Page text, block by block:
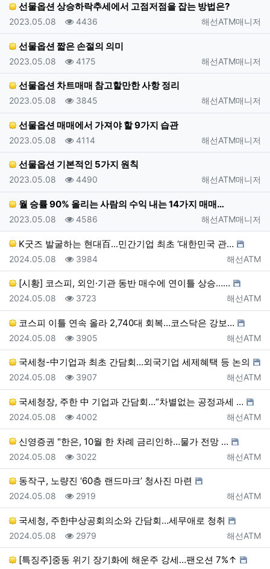
선물옵션 상승하락추세에서 고점저점을 잡는 방법은?
등록자
해선ATM매니저
등록일
2023.05.08 조회
4436
선물옵션 짧은 손절의 의미
등록자
해선ATM매니저
등록일
2023.05.08 조회
4175
선물옵션 차트매매 참고할만한 사항 정리
등록자
해선ATM매니저
등록일
2023.05.08 조회
3845
선물옵션 매매에서 가져야 할 9가지 습관
등록자
해선ATM매니저
등록일
2023.05.08 조회
4114
선물옵션 기본적인 5가지 원칙
등록자
해선ATM매니저
등록일
2023.05.08 조회
4490
월 승률 90% 올리는 사람의 수익 내는 14가지 매매…
등록자
해선ATM매니저
등록일
2023.05.08 조회
4586
K굿즈 발굴하는 현대百...민간기업 최초 ‘대한민국 관…
등록자
해선ATM
등록일
2024.05.08 조회
3984
[시황] 코스피, 외인·기관 동반 매수에 연이틀 상승……
등록자
해선ATM
등록일
2024.05.08 조회
3723
코스피 이틀 연속 올라 2,740대 회복…코스닥은 강보…
등록자
해선ATM
등록일
2024.05.08 조회
3905
국세청-中기업과 최초 간담회…외국기업 세제혜택 등 논의
등록자
해선ATM
등록일
2024.05.08 조회
3907
국세청장, 주한 中 기업과 간담회…“차별없는 공정과세 …
등록자
해선ATM
등록일
2024.05.08 조회
4002
신영증권 "한은, 10월 한 차례 금리인하…물가 전망 …
등록자
해선ATM
등록일
2024.05.08 조회
3022
동작구, 노량진 ‘60층 랜드마크’ 청사진 마련
등록자
해선ATM
등록일
2024.05.08 조회
2919
국세청, 주한中상공회의소와 간담회…세무애로 청취
등록자
해선ATM
등록일
2024.05.08 조회
2979
[특징주]중동 위기 장기화에 해운주 강세…팬오션 7%↑